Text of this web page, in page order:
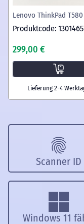
Lenovo ThinkPad T580
Produktcode:
299,00 €
Lieferung 2-4
Scanner ID
Windows 11